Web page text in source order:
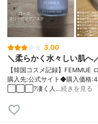
3.00
＼柔らかく水々しい肌へ
【韓国コスメ記録】FEMMUE
購入先:公式サイト◆購入価格
⬜️⬜️⬜️?凄く人…続きを見る